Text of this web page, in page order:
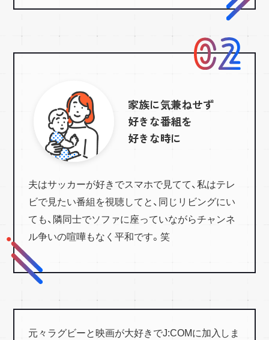
家族に気兼ねせず
好きな番組を
好きな時に
夫はサッカーが好きでスマホで見てて、私はテレ
ビで見たい番組を視聴してと、同じリビングにい
ても、隣同士でソファに座っていながらチャンネ
ル争いの喧嘩もなく平和です。笑
元々ラグビーと映画が大好きでJ:COMに加入しま